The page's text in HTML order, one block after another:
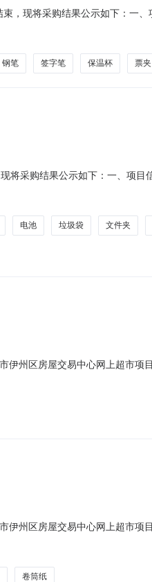
，现将采购结果公示如下：一
米东区人民法院采购单位地址:
钢笔 签字笔 保温杯 票夹
采购结果公示如下：一、项目
电话:6289121采购计划文号:采
水服务中心采购单位地址:纬一
电池 垃圾袋 文件夹
州区房屋交易中心网上超市项
消毒液700g金装
州区房屋交易中心网上超市项
1.001701705子弹头TS-
卷筒纸